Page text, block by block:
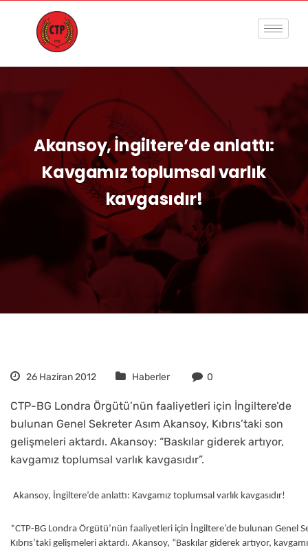
Akansoy, İngiltere’de anlattı:
Kavgamız toplumsal varlık
kavgasıdır!
26 Haziran 2012 Haberler 0
CTP-BG Londra Örgütü’nün faaliyetleri için İngiltere’de
bulunan Genel Sekreter Asım Akansoy, Kıbrıs’taki son
gelişmeleri aktardı. Akansoy: “Baskılar giderek artıyor,
kavgamız toplumsal varlık kavgasıdır”.
Akansoy, İngiltere’de anlattı: Kavgamız toplumsal varlık kavgasıdır!
*CTP-BG Londra Örgütü’nün faaliyetleri için İngiltere’de bulunan Genel
Kıbrıs’taki gelişmeleri aktardı. Akansoy, “Baskılar giderek artıyor,